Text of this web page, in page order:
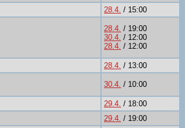
28.4. / 15:00
28.4. / 19:00
30.4. / 12:00
28.4. / 12:00
28.4. / 13:00
30.4. / 10:00
29.4. / 18:00
29.4. / 19:00